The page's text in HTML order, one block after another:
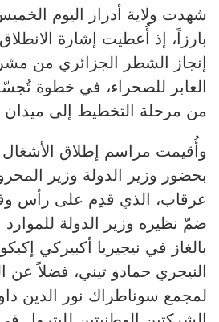
شهدت ولاية أدرار اليوم
بارزاً، إذ أُعطيت إشارة
إنجاز الشطر الجزائري من
العابر للصحراء، في خطوة
من مرحلة التخطيط إلى ميدان
وأُقيمت مراسم إطلاق
بحضور وزير الدولة وزير
عرقاب، الذي قدِم على رأس
ضمّ نظيره وزير الدولة للموارد
بالغاز في نيجيريا أكبيركي
النيجري حمادو تيني، فضلاً عن
لمجمع سوناطراك نور الدين